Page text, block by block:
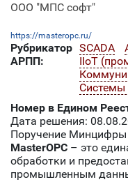
ООО "МПС софт"
https://masteropc.ru/
Рубрикатор
АРПП:
SCADA
IIoT
Системы
Номер в Едином
Дата решения:
Поручение Минцифры
MasterOPC – это
обработки и
промышленным